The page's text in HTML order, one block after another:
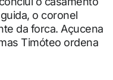
o coronel
da forca. Açucena
Timóteo ordena